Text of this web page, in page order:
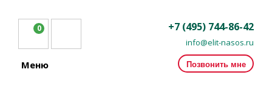
0 +7 (495) 744-86-42
info@elit-nasos.ru
Позвонить мне
Меню